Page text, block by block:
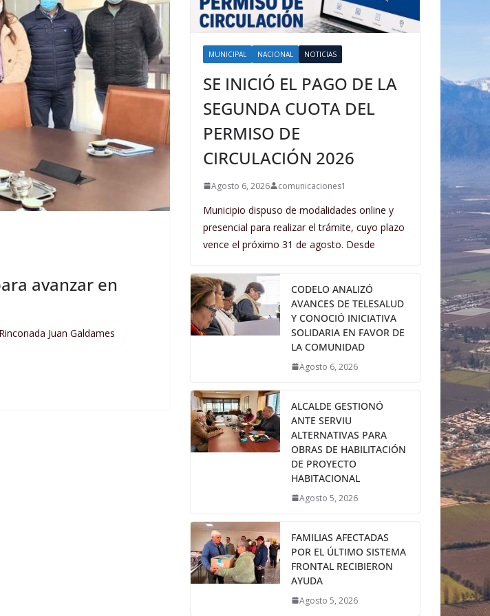
avanzar en
Juan Galdames
MUNICIPAL NACIONAL NOTICIAS
SE INICIÓ EL PAGO DE LA
SEGUNDA CUOTA DEL
PERMISO DE
CIRCULACIÓN 2026
Agosto 6, 2026 comunicaciones1
Municipio dispuso de modalidades online y
presencial para realizar el trámite, cuyo plazo
vence el próximo 31 de agosto. Desde
CODELO ANALIZÓ
AVANCES DE TELESALUD
Y CONOCIÓ INICIATIVA
SOLIDARIA EN FAVOR DE
LA COMUNIDAD
Agosto 6, 2026
ALCALDE GESTIONÓ
ANTE SERVIU
ALTERNATIVAS PARA
OBRAS DE HABILITACIÓN
DE PROYECTO
HABITACIONAL
Agosto 5, 2026
FAMILIAS AFECTADAS
POR EL ÚLTIMO SISTEMA
FRONTAL RECIBIERON
AYUDA
Agosto 5, 2026